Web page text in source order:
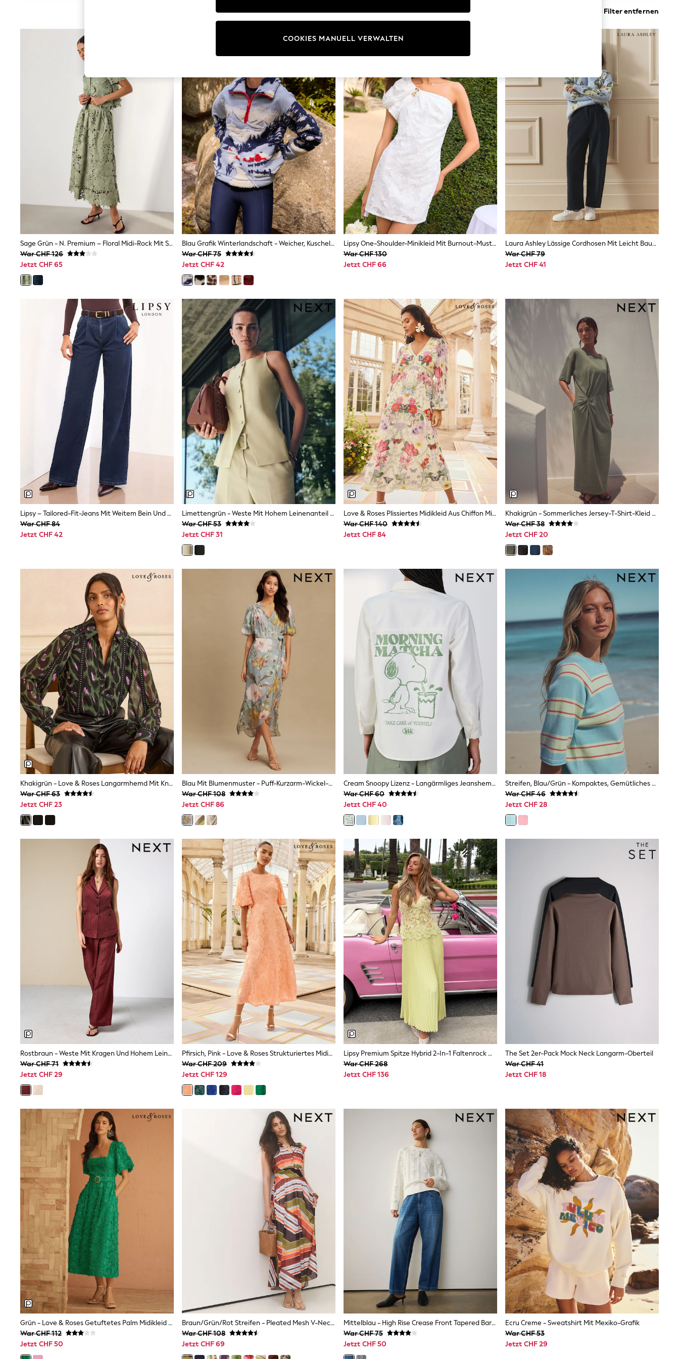
All Swimwear
Accessories
Bags & Luggage
Linen Collection
Sandals & Flipflops
Sunglasses
Boys Holiday Shop
All Swimwear
Ponchos & Toweling sets
Sun Hats & Caps
Polo Shirts
Sandals & Sliders
Shirts
Shorts
Sunglasses
Sunsafe Swimwear
Swimshorts
Tops & T-Shirts
All Swimwear
Beach Dresses & Kaftans
Dresses
Sun Hats & Caps
Jumpsuits & Playsuits
Rash Vests
Sandals & Sliders
Sunglasses
Sunsafe Swimwear
Tops & T-Shirts
Baby Holiday Shop
Baby Travel Accessories
All Accessories
Beach Bags
Beach Towels
Birkenstock
Crocs
Havaianas
Pour Moi
Rayban
Skechers
GIRLS
New In
New in from Next
Trending: Clogs
140 - 174cm
All Clothing
T-Shirts
Dresses
Shorts & Skirts
Coats & Jackets
Sweatshirts & Hoodies
Knitwear
Trousers & Leggings
Sets & Outfits
Tops
Nightwear & Pyjamas
Jumpsuits & Playsuits
Jeans
Shirts & Blouses
Swimwear
Sportswear
Dungarees
Multipacks
All Holiday Shop
Tops
Dresses
Shorts
Sandals & Sliders
Sun Safe Swimwear
Sun Hats & Caps
Denim Jackets
Waterproof
Puddlesuits
Wellies
Wide Fit
Shoes
All Underwear
Nighties
Pyjamas
Socks & Tights
All Bags & Accessories
Bags
All Occasionwear
All Partywear
Wedding
Dresses
Shoes
Cardigans
Skirts
Shop all
Shop All
Disney
Marvel
Paw Patrol
Peppa Pig
Gaming
Harry Potter
Spider man
New In
Trainers
T-Shirts & Vests
Leggings
Swim
adidas
Alle Filter entfernen
Sage Grün - N. Premium – Floral Midi-Rock Mit Spitze Für Besondere Anlässe
War CHF 126
Jetzt CHF 65
Blau Grafik Winterlandschaft - Weicher, Kuscheliger Teddy-Borg-Fleece Mit Viertelreissverschluss
War CHF 75
Jetzt CHF 42
Lipsy One-Shoulder-Minikleid Mit Burnout-Muster, Goldfarbenen Zierdetails Und Puffärmeln
War CHF 130
Jetzt CHF 66
Laura Ashley Lässige Cordhosen Mit Leicht Bauchigem Schnitt
War CHF 79
Jetzt CHF 41
Lipsy – Tailored-Fit-Jeans Mit Weitem Bein Und Biesen
War CHF 84
Jetzt CHF 42
Limettengrün - Weste Mit Hohem Leinenanteil Und High-Neck
War CHF 53
Jetzt CHF 31
Love & Roses Plissiertes Midikleid Aus Chiffon Mit V-Ausschnitt
War CHF 140
Jetzt CHF 84
Khakigrün - Sommerliches Jersey-T-Shirt-Kleid Mit Gedrehtem Design
War CHF 38
Jetzt CHF 20
Khakigrün - Love & Roses Langarmhemd Mit Knopfleiste
War CHF 63
Jetzt CHF 23
Blau Mit Blumenmuster - Puff-Kurzarm-Wickel-Event-Midi-Kleid
War CHF 108
Jetzt CHF 86
Cream Snoopy Lizenz - Langärmliges Jeanshemd Mit Lockerer Passform
War CHF 60
Jetzt CHF 40
Streifen, Blau/Grün - Kompaktes, Gemütliches Kurzarm-Top
War CHF 46
Jetzt CHF 28
Rostbraun - Weste Mit Kragen Und Hohem Leinenanteil
War CHF 71
Jetzt CHF 29
Pfirsich, Pink - Love & Roses Strukturiertes Midikleid Mit Rundhalsausschnitt Und Puffärmeln
War CHF 209
Jetzt CHF 129
Lipsy Premium Spitze Hybrid 2-In-1 Faltenrock Midikleid
War CHF 268
Jetzt CHF 136
The Set 2er-Pack Mock Neck Langarm-Oberteil
War CHF 41
Jetzt CHF 18
Grün - Love & Roses Getuftetes Palm Midikleid Mit Puffärmeln
War CHF 112
Jetzt CHF 50
Braun/Grün/Rot Streifen - Pleated Mesh V-Neck Occasion Maxi Dress
War CHF 108
Jetzt CHF 69
Mittelblau - High Rise Crease Front Tapered Barrel Jeans
War CHF 75
Jetzt CHF 50
Ecru Creme - Sweatshirt Mit Mexiko-Grafik
War CHF 53
Jetzt CHF 29
COOKIES MANUELL VERWALTEN